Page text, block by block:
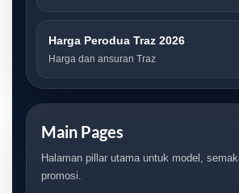
Harga Perodua Traz 2026
Harga dan ansuran Traz
Main Pages
Halaman pillar utama untuk model,
promosi.